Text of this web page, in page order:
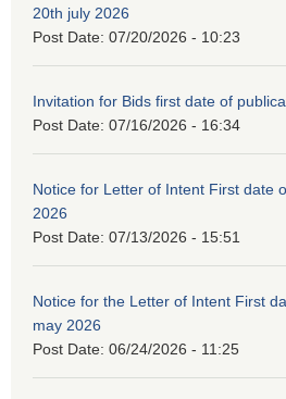
20th july 2026
Post Date: 07/20/2026 - 10:23
Invitation for Bids first date of
Post Date: 07/16/2026 - 16:34
Notice for Letter of Intent First date
2026
Post Date: 07/13/2026 - 15:51
Notice for the Letter of Intent First
may 2026
Post Date: 06/24/2026 - 11:25